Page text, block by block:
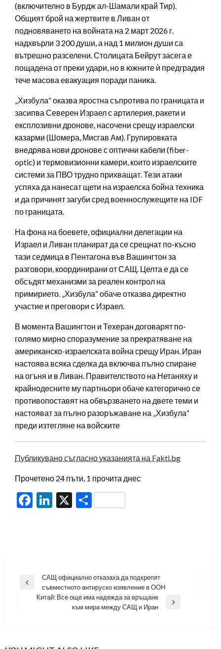
(включително в Бурдж ал-Шамали край Тир).
Общият брой на жертвите в Ливан от
подновяването на войната на 2 март 2026 г.
надхвърли 3 200 души, а над 1 милион души са
вътрешно разселени. Столицата Бейрут засега е
пощадена от преки удари, но в южните ѝ предградия
тече масова евакуация поради паника.
„Хизбула“ оказва яростна съпротива по границата и
засипва Северен Израел с артилерия, ракети и
експлозивни дронове, насочени срещу израелски
казарми (Шомера, Мисгав Ам). Групировката
внедрява нови дронове с оптични кабели (fiber-
optic) и термовизионни камери, които израелските
системи за ПВО трудно прихващат. Тези атаки
успяха да нанесат щети на израелска бойна техника
и да причинят загуби сред военнослужещите на IDF
по границата.
На фона на боевете, официални делегации на
Израел и Ливан планират да се срещнат по-късно
тази седмица в Пентагона във Вашингтон за
разговори, координирани от САЩ. Целта е да се
обсъдят механизми за реален контрол на
примирието. „Хизбула“ обаче отказва директно
участие и преговори с Израел.
В момента Вашингтон и Техеран договарят по-
голямо мирно споразумение за прекратяване на
американско-израелската война срещу Иран. Иран
настоява всяка сделка да включва пълно спиране
на огъня и в Ливан. Правителството на Нетаняху и
крайнодесните му партньори обаче категорично се
противопоставят на обвързването на двете теми и
настояват за пълно разоръжаване на „Хизбула“
преди изтегляне на войските
Публикувано съгласно указанията на Fakti.bg
Прочетено 24 пъти, 1 прочита днес
Facebook
LinkedIn
X Share
Навигация
Previous
САЩ официално отказаха да подкрепят
съвместното антируско изявление в ООН
Китай: Все още има надежда за връщане
към мира между САЩ и Иран